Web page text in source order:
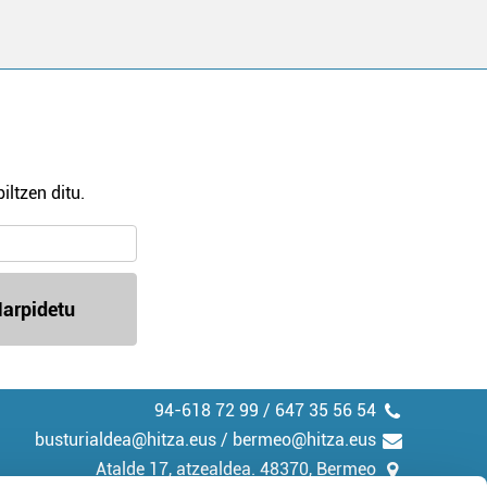
ditu.
94-618 72 99 / 647 35 56 54
busturialdea@hitza.eus / bermeo@hitza.eus
Atalde 17, atzealdea. 48370, Bermeo